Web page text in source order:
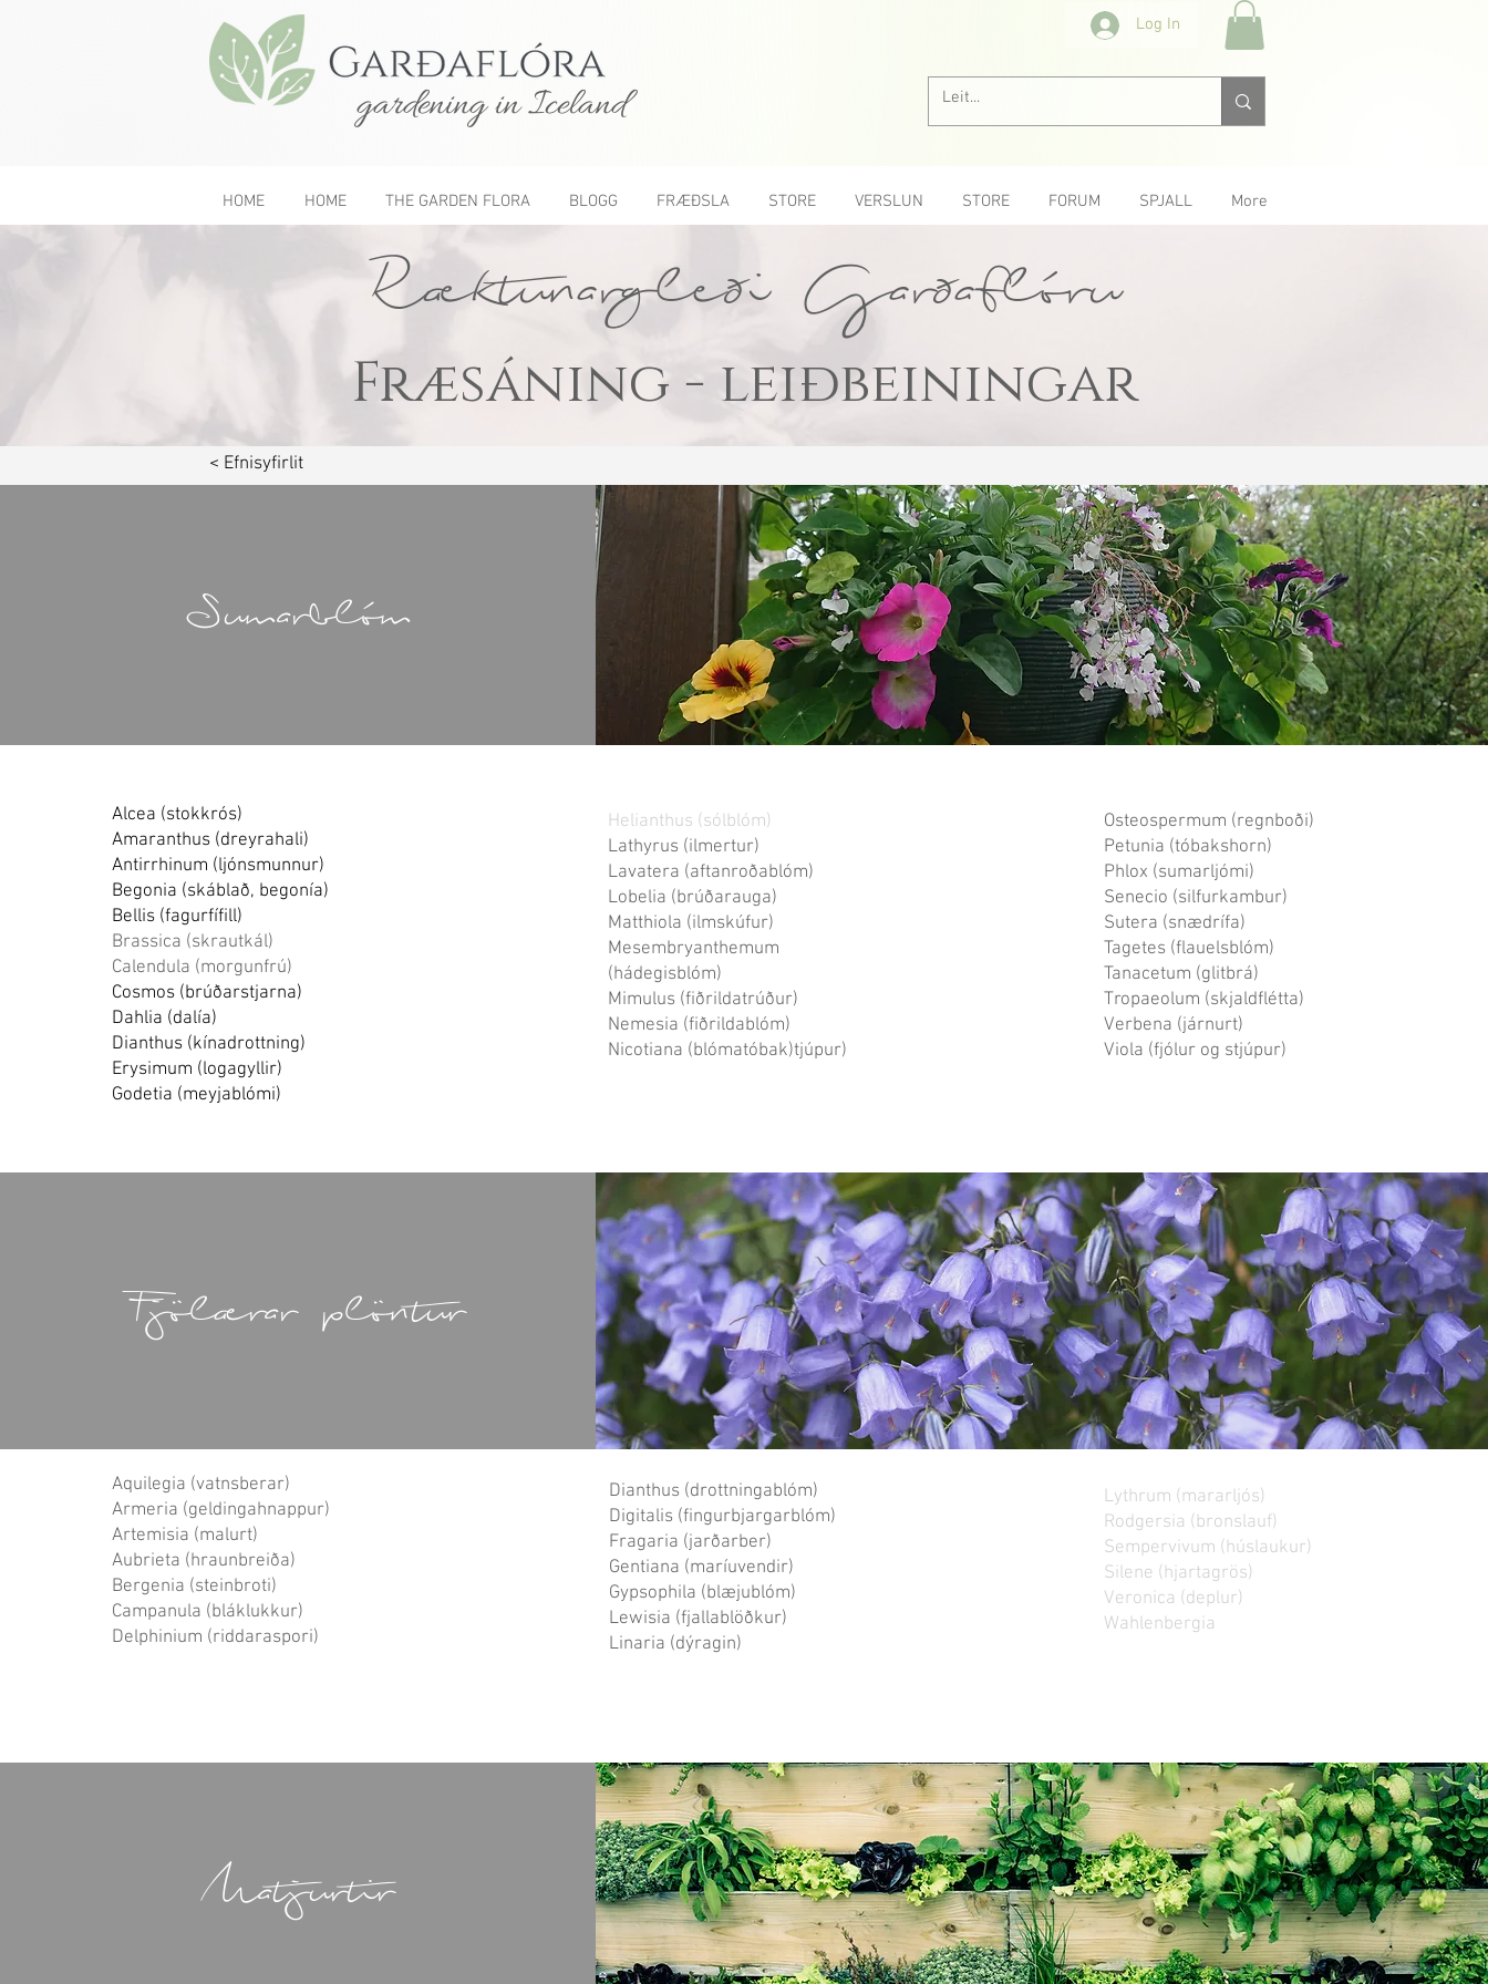
gardening in Iceland
Log In
HOME HOME THE GARDEN FLORA BLOGG FRÆÐSLA STORE VERSLUN STORE FORUM SPJALL More
Ræktunargleði Garðaflóru
Fræsáning - leiðbeiningar
< Efnisyfirlit
Sumarblóm
Alcea (stokkrós)
Amaranthus (dreyrahali)
Antirrhinum (ljónsmunnur)
Begonia (skáblað, begonía)
Bellis (fagurfífill)
Brassica (skrautkál)
Calendula (morgunfrú)
Cosmos (brúðarstjarna)
Dahlia (dalía)
Dianthus (kínadrottning)
Erysimum (logagyllir)
Godetia (meyjablómi)
Helianthus (sólblóm)
Lathyrus (ilmertur)
Lavatera (aftanroðablóm)
Lobelia (brúðarauga)
Matthiola (ilmskúfur)
Mesembryanthemum
(hádegisblóm)
Mimulus (fiðrildatrúður)
Nemesia (fiðrildablóm)
Nicotiana (blómatóbak)tjúpur)
Osteospermum (regnboði)
Petunia (tóbakshorn)
Phlox (sumarljómi)
Senecio (silfurkambur)
Sutera (snædrífa)
Tagetes (flauelsblóm)
Tanacetum (glitbrá)
Tropaeolum (skjaldflétta)
Verbena (járnurt)
Viola (fjólur og stjúpur)
Fjölærar plöntur
Aquilegia (vatnsberar)
Armeria (geldingahnappur)
Artemisia (malurt)
Aubrieta (hraunbreiða)
Bergenia (steinbroti)
Campanula (bláklukkur)
Delphinium (riddaraspori)
Dianthus (drottningablóm)
Digitalis (fingurbjargarblóm)
Fragaria (jarðarber)
Gentiana (maríuvendir)
Gypsophila (blæjublóm)
Lewisia (fjallablöðkur)
Linaria (dýragin)
Lythrum (mararljós)
Rodgersia (bronslauf)
Sempervivum (húslaukur)
Silene (hjartagrös)
Veronica (deplur)
Wahlenbergia
Matjurtir